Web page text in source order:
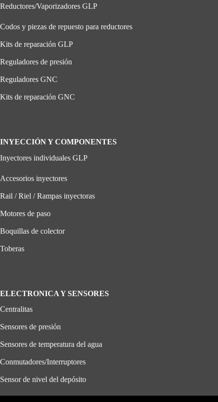
Reductores/Vaporizadores GLP
Codos y piezas de repuesto para reductores
Kits de reparación GLP
Reguladores de presión
Reguladores GNC
Kits de reparación GNC
INYECCIÓN Y COMPONENTES
Inyectores individuales GLP
Accesorios inyectores
Rail / Riel / Rampas inyectoras
Motores de paso
Boquillas de colector
Toberas
ELECTRONICA Y SENSORES
Centralitas
Sensores de presión
Sensores de temperatura del agua
Conmutadores/Interruptores
Sensor de nivel del depósito